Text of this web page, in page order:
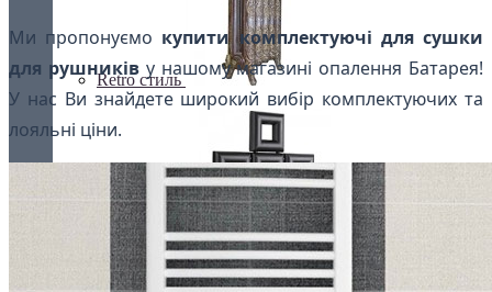
Retro стиль
Ексклюзивні
Ми пропонуємо купити комплектуючі для сушки
для рушниківу нашому магазині опалення Батарея!
У нас Ви знайдете широкий вибір комплектуючих та
лояльні ціни.